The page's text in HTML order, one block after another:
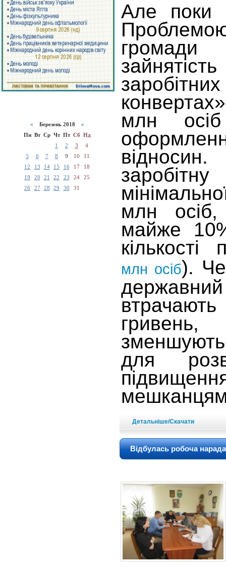
« Березень 2018 »
Пн Вт Ср Чт Пт Сб Нд
1
2 3
4
5
6 7 8 9 10
11
12
13 14 15 16 17
18
19
20 21 22 23 24
25
26
27 28 29 30 31
Але
Проблемою
млн
млн
майже
кількості
млн осіб).
для
Детальніше/Скачати
Відбулась робоча